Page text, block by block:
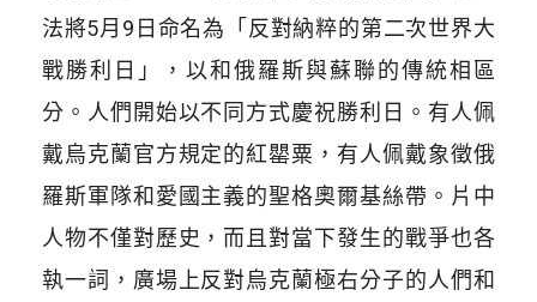
法將5月9日命名為「反對納粹的第二次世界大
戰勝利日」，以和俄羅斯與蘇聯的傳統相區
分。人們開始以不同方式慶祝勝利日。有人佩
戴烏克蘭官方規定的紅罌粟，有人佩戴象徵俄
羅斯軍隊和愛國主義的聖格奧爾基絲帶。片中
人物不僅對歷史，而且對當下發生的戰爭也各
執一詞，廣場上反對烏克蘭極右分子的人們和